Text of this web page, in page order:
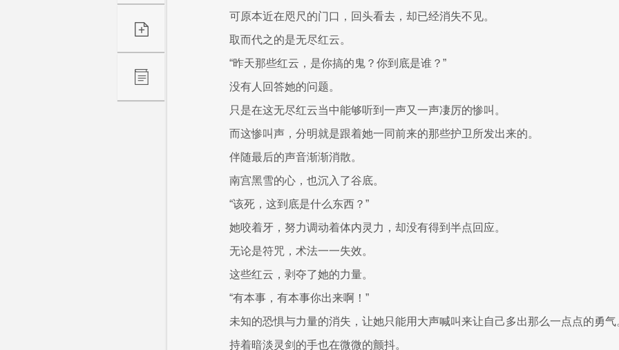
可原本近在咫尺的门口，回头看去，却已经消失不见。
取而代之的是无尽红云。
“昨天那些红云，是你搞的鬼？你到底是谁？”
没有人回答她的问题。
只是在这无尽红云当中能够听到一声又一声凄厉的惨叫。
而这惨叫声，分明就是跟着她一同前来的那些护卫所发出来的。
伴随最后的声音渐渐消散。
南宫黑雪的心，也沉入了谷底。
“该死，这到底是什么东西？”
她咬着牙，努力调动着体内灵力，却没有得到半点回应。
无论是符咒，术法一一失效。
这些红云，剥夺了她的力量。
“有本事，有本事你出来啊！”
未知的恐惧与力量的消失，让她只能用大声喊叫来让自己多出那么一点点的勇气
持着暗淡灵剑的手也在微微的颤抖。